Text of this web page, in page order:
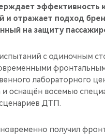
эффективность
и отражает подход
на защиту
с одиночным
фронтальным
лабораторного
и оснащён восемью
ДТП.
получил